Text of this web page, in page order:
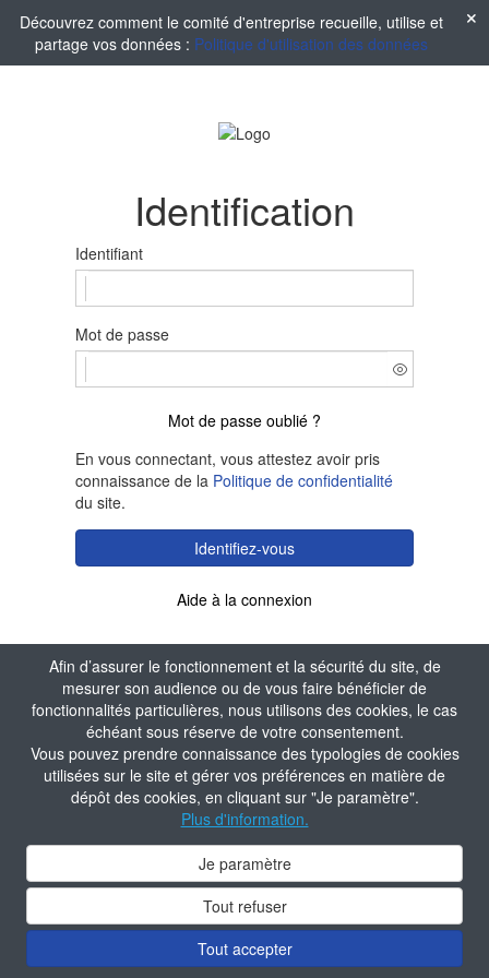
Afin d’assurer le fonctionnement et la sécurité du site, de
mesurer son audience ou de vous faire bénéficier de
fonctionnalités particulières, nous utilisons des cookies, le cas
échéant sous réserve de votre consentement.
Vous pouvez prendre connaissance des typologies de cookies
utilisées sur le site et gérer vos préférences en matière de
dépôt des cookies, en cliquant sur "Je paramètre".
Plus d'information.
Je paramètre
Tout refuser
Tout accepter
Découvrez comment le comité d'entreprise recueille, utilise et
partage vos données : Politique d'utilisation des données
Identification
Identifiant
Mot de passe
Mot de passe oublié ?
En vous connectant, vous attestez avoir pris
connaissance de la Politique de confidentialité
du site.
Identifiez-vous
Aide à la connexion